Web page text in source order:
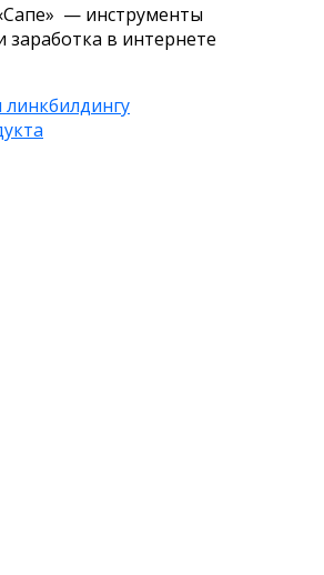
— инструменты
в интернете
линкбилдингу